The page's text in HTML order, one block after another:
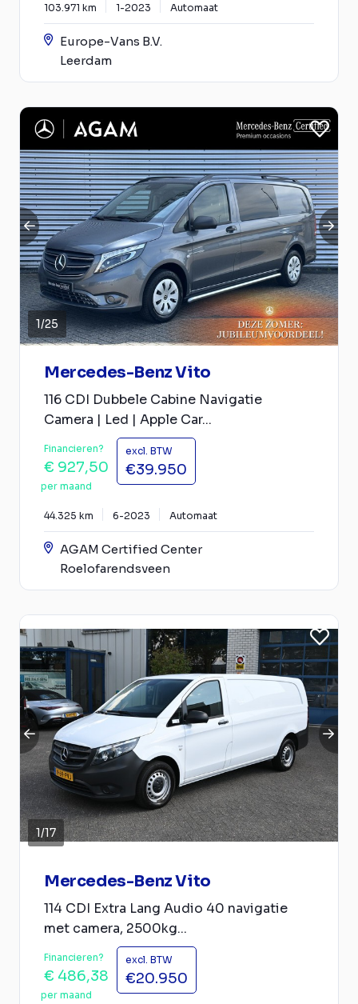
103.971 km 1-2023 Automaat
Europe-Vans B.V.
Leerdam
1/25
Mercedes-Benz Vito
116 CDI Dubbele Cabine Navigatie
Camera | Led | Apple Car...
Financieren?
€ 927,50
per maand
excl. BTW
€39.950
44.325 km 6-2023 Automaat
AGAM Certified Center
Roelofarendsveen
1/17
Mercedes-Benz Vito
114 CDI Extra Lang Audio 40 navigatie
met camera, 2500kg...
Financieren?
€ 486,38
per maand
excl. BTW
€20.950